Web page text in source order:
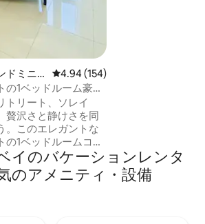
ドミニ
レビュー154件、5つ星中4.94つ
4.94 (154)
1ベッドルーム豪華
ーチ、ジム、ピッ
トリート、ソレイ
贅沢さと静けさを同
。このエレガントな
1ベッドルームコン
度の湾の景色を望む
ーがあり、ジャマイ
を堪能できます。 ハ
イのバケーションレンタ
のアメニティ・設備